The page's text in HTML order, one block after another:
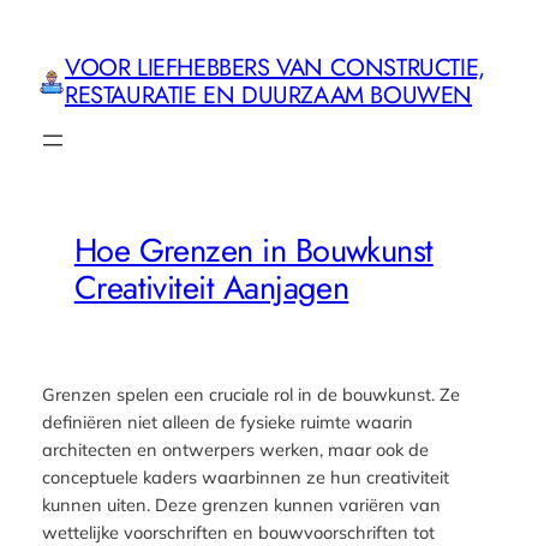
VOOR LIEFHEBBERS VAN CONSTRUCTIE,
RESTAURATIE EN DUURZAAM BOUWEN
Hoe Grenzen in Bouwkunst
Creativiteit Aanjagen
Grenzen spelen een cruciale rol in de bouwkunst. Ze
definiëren niet alleen de fysieke ruimte waarin
architecten en ontwerpers werken, maar ook de
conceptuele kaders waarbinnen ze hun creativiteit
kunnen uiten. Deze grenzen kunnen variëren van
wettelijke voorschriften en bouwvoorschriften tot